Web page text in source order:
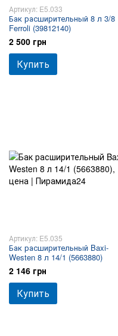
Артикул: E5.033
Бак расширительный 8 л 3/8
Ferroli (39812140)
2 500 грн
Купить
Артикул: E5.035
Бак расширительный Baxi-
Westen 8 л 14/1 (5663880)
2 146 грн
Купить